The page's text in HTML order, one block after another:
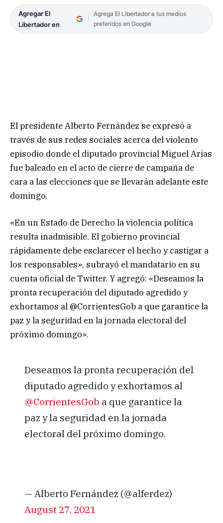
Agregar El
Libertador en
Agrega El Libertador a tus medios
preferidos en Google
El presidente Alberto Fernández se expresó a
través de sus redes sociales acerca del violento
episodio donde el diputado provincial Miguel Arias
fue baleado en el acto de cierre de campaña de
cara a las elecciones que se llevarán adelante este
domingo.
«En un Estado de Derecho la violencia política
resulta inadmisible. El gobierno provincial
rápidamente debe esclarecer el hecho y castigar a
los responsables», subrayó el mandatario en su
cuenta oficial de Twitter. Y agregó: «Deseamos la
pronta recuperación del diputado agredido y
exhortamos al @CorrientesGob a que garantice la
paz y la seguridad en la jornada electoral del
próximo domingo».
Deseamos la pronta recuperación del
diputado agredido y exhortamos al
@CorrientesGob a que garantice la
paz y la seguridad en la jornada
electoral del próximo domingo.
— Alberto Fernández (@alferdez)
August 27, 2021